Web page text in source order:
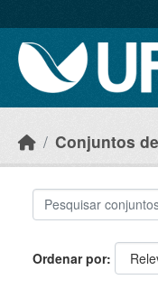
Conjuntos
Ordenar por